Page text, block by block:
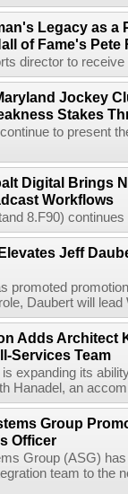
Legacy as a
of Fame's Pete
director to
Jockey
Stakes
to present
Digital Brings
Workflows
8.F90)
Jeff
promoted
Daubert will
Adds Architect
Services Team
expanding its
Hanadel, an
Group
Officer
Group (ASG)
team to the